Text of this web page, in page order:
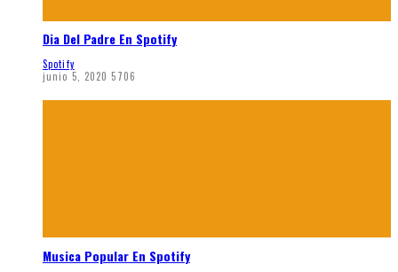
Dia Del Padre En Spotify
Spotify
junio 5, 2020 5706
Musica Popular En Spotify